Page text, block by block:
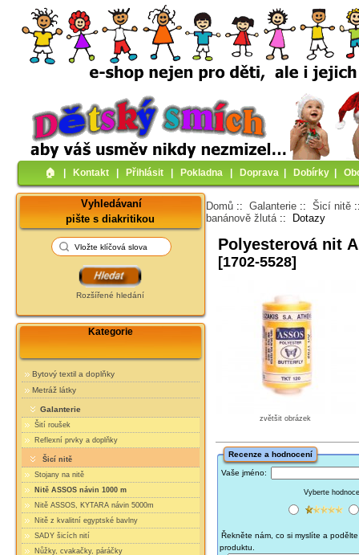
🏠︎ Kontakt Přihlásit Pokladna Doprava Dobírky
Vyhledávaní
pište s diakritikou
Rozšířené hledání
Kategorie
Bytový textil a doplňky
Metráž látky
Galanterie
Šití roušek
Reflexní prvky a doplňky
Šicí nitě
Stojany na nitě
Nitě ASSOS návin 1000 m
Nitě ASSOS, KYTARA návin 5000m
Nitě z kvalitní egyptské bavlny
SADY šicích nití
Nůžky, cvakačky, páráčky
Domů ::Galanterie ::Šicí nitě
banánově žlutá :: Dotazy
Polyesterová nit
[1702-5528]
zvětšit obrázek
Recenze a hodnocení
Vaše jméno:
Vyberte
Řekněte nám, co si myslíte a
produktu.